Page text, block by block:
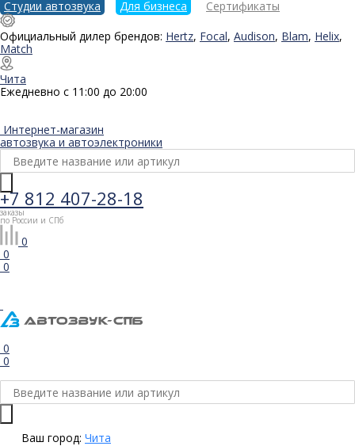
Студии автозвука Для бизнеса
Сертификаты
Официальный дилер брендов: Hertz, Focal, Audison, Blam, Helix,
Match
Чита
Ежедневно с 11:00 до 20:00
Интернет-магазин
автозвука и автоэлектроники
+7 812 407-28-18
заказы
по России и СПб
0
0
0
0
0
Ваш город: Чита